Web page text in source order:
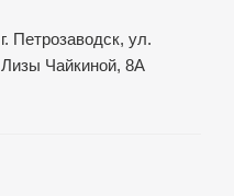
г. Петрозаводск, ул.
Лизы Чайкиной, 8А